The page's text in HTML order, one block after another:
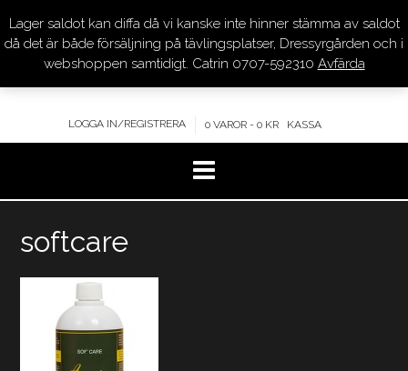
innehåll
DRESSYR.COM
KVALITET – KOMPETENS – SERVICE
LOGGA IN/REGISTRERA 0 VAROR - 0 KR KASSA
softcare
Lager saldot kan diffa då vi kanske inte hinner stämma av saldot
då det är både försäljning på tävlingsplatser, Dressyrgården och i
webshoppen samtidigt. Catrin 0707-592310 Avfärda